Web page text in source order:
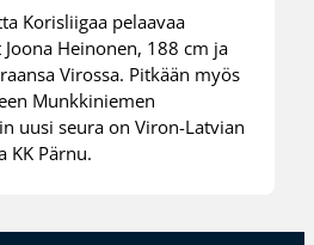
Korisliigaa pelaavaa
Heinonen, 188 cm ja
Virossa. Pitkään myös
Munkkiniemen
uusi seura on Viron-Latvian
KK Pärnu.